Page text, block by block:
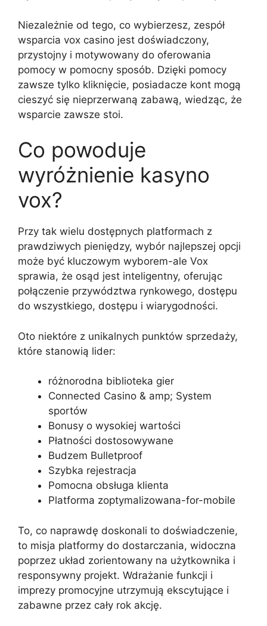
Niezależnie od tego, co wybierzesz, zespół
wsparcia vox casino jest doświadczony,
przystojny i motywowany do oferowania
pomocy w pomocny sposób. Dzięki pomocy
zawsze tylko kliknięcie, posiadacze kont mogą
cieszyć się nieprzerwaną zabawą, wiedząc, że
wsparcie zawsze stoi.
Co powoduje
wyróżnienie kasyno
vox?
Przy tak wielu dostępnych platformach z
prawdziwych pieniędzy, wybór najlepszej opcji
może być kluczowym wyborem-ale Vox
sprawia, że ​​osąd jest inteligentny, oferując
połączenie przywództwa rynkowego, dostępu
do wszystkiego, dostępu i wiarygodności.
Oto niektóre z unikalnych punktów sprzedaży,
które stanowią lider:
różnorodna biblioteka gier
Connected Casino & amp; System
sportów
Bonusy o wysokiej wartości
Płatności dostosowywane
Budzem Bulletproof
Szybka rejestracja
Pomocna obsługa klienta
Platforma zoptymalizowana-for-mobile
To, co naprawdę doskonali to doświadczenie,
to misja platformy do dostarczania, widoczna
poprzez układ zorientowany na użytkownika i
responsywny projekt. Wdrażanie funkcji i
imprezy promocyjne utrzymują ekscytujące i
zabawne przez cały rok akcję.